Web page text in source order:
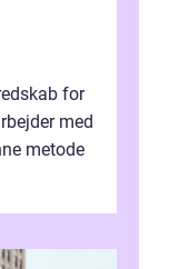
for
med
metode